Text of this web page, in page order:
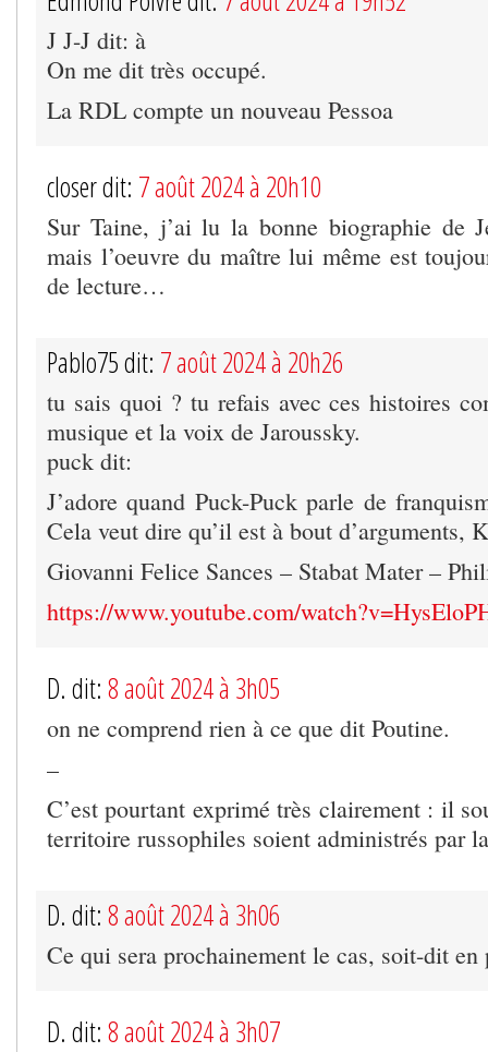
J J-J dit: à
On me dit très occupé.
La RDL compte un nouveau Pessoa
closer dit: 7 août 2024 à 20h10
Sur Taine, j’ai lu la bonne biographie de
mais l’oeuvre du maître lui même est
de lecture…
Pablo75 dit: 7 août 2024 à 20h26
tu sais quoi ? tu refais avec ces histoires
musique et la voix de Jaroussky.
puck dit:
J’adore quand Puck-Puck parle de
Cela veut dire qu’il est à bout d’arguments,
Giovanni Felice Sances – Stabat Mater –
https://www.youtube.com/
D. dit: 8 août 2024 à 3h05
on ne comprend rien à ce que dit Poutine.
–
C’est pourtant exprimé très clairement : il
territoire russophiles soient administrés par
D. dit: 8 août 2024 à 3h06
Ce qui sera prochainement le cas, soit-dit en
D. dit: 8 août 2024 à 3h07